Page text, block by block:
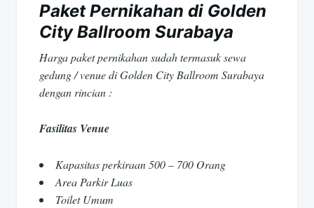
Paket Pernikahan di Golden
City Ballroom Surabaya
Harga paket pernikahan sudah termasuk sewa
gedung / venue di Golden City Ballroom Surabaya
dengan rincian :
Fasilitas Venue
Kapasitas perkiraan 500 – 700 Orang
Area Parkir Luas
Toilet Umum